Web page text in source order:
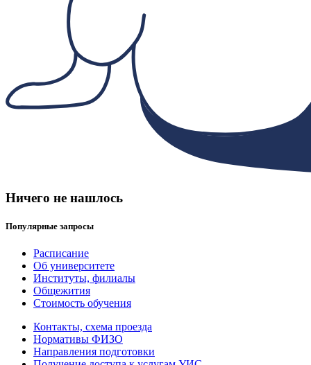
Ничего не нашлось
Популярные запросы
Расписание
Об университете
Институты, филиалы
Общежития
Стоимость обучения
Контакты, схема проезда
Нормативы ФИЗО
Направления подготовки